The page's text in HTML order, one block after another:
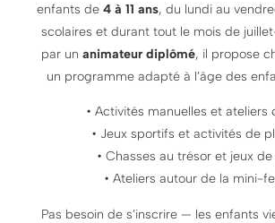
enfants de 4 à 11 ans, du lundi au
scolaires et durant tout le mois de
par un animateur diplômé, il propose
un programme adapté à l’âge des
• Activités manuelles et ateliers
• Jeux sportifs et activités de
• Chasses au trésor et jeux
• Ateliers autour de la mini-
Pas besoin de s’inscrire — les enfants